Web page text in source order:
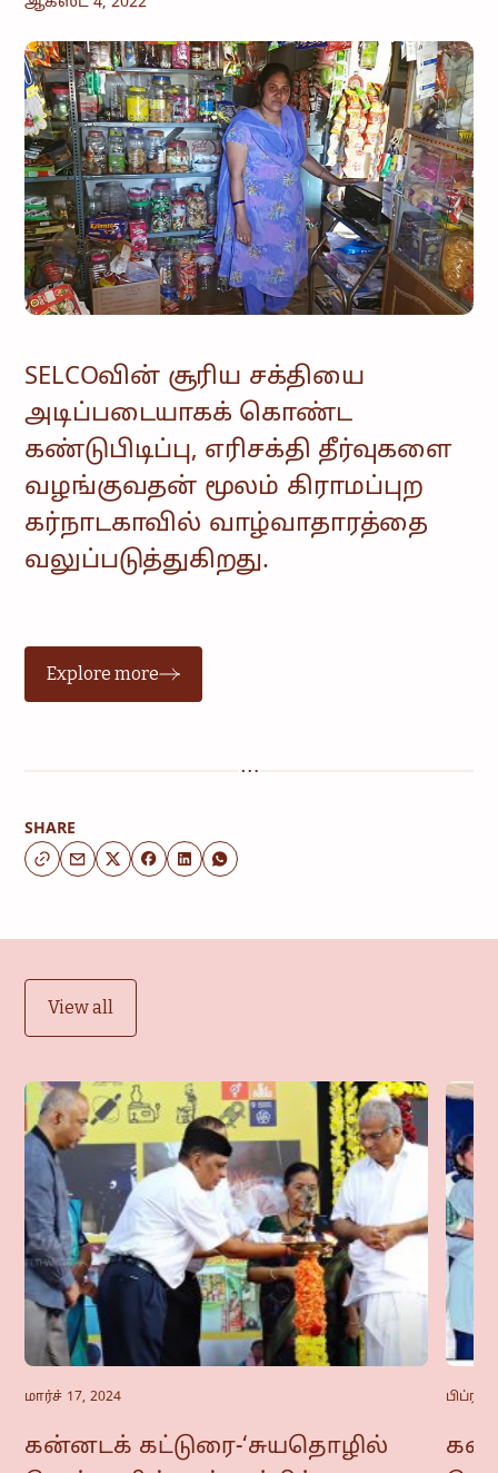
SELCOவின் சூரிய சக்தியை
அடிப்படையாகக் கொண்ட
கண்டுபிடிப்பு, எரிசக்தி தீர்வுகளை
வழங்குவதன் மூலம் கிராமப்புற
கர்நாடகாவில் வாழ்வாதாரத்தை
வலுப்படுத்துகிறது.
Explore more
SHARE
View all
மார்ச் 17, 2024
கன்னடக் கட்டுரை-‘சுயதொழில்